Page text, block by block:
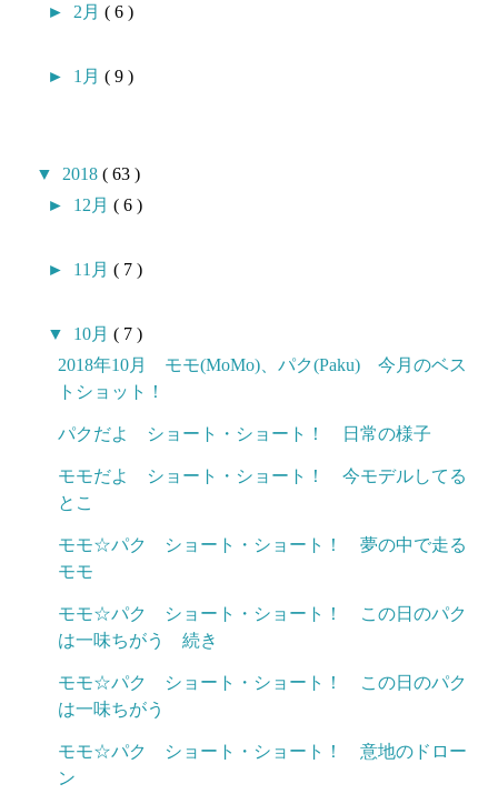
► 2月( 6 )
► 1月( 9 )
▼ 2018( 63 )
► 12月( 6 )
► 11月( 7 )
▼ 10月( 7 )
2018年10月 モモ(MoMo)、パク(Paku) 今月のベス
トショット！
パクだよ ショート・ショート！ 日常の様子
モモだよ ショート・ショート！ 今モデルしてる
とこ
モモ☆パク ショート・ショート！ 夢の中で走る
モモ
モモ☆パク ショート・ショート！ この日のパク
は一味ちがう 続き
モモ☆パク ショート・ショート！ この日のパク
は一味ちがう
モモ☆パク ショート・ショート！ 意地のドロー
ン